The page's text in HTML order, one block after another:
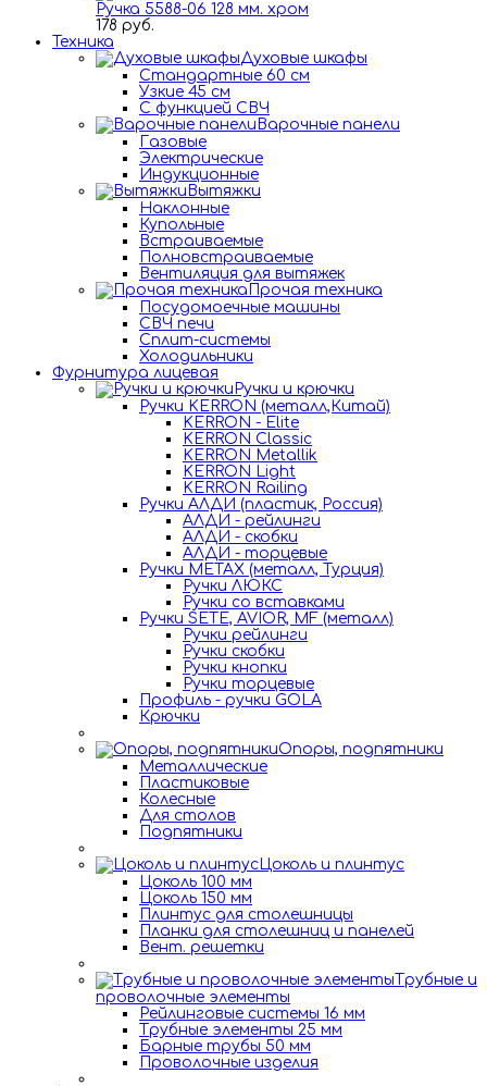
Ручка 5588-06 128 мм. хром
178 руб.
Техника
Духовые шкафы
Стандартные 60 см
Узкие 45 см
С функцией СВЧ
Варочные панели
Газовые
Электрические
Индукционные
Вытяжки
Наклонные
Купольные
Встраиваемые
Полновстраиваемые
Вентиляция для вытяжек
Прочая техника
Посудомоечные машины
СВЧ печи
Сплит-системы
Холодильники
Фурнитура лицевая
Ручки и крючки
Ручки KERRON (металл,Китай)
KERRON - Elite
KERRON Classic
KERRON Metallik
KERRON Light
KERRON Railing
Ручки АЛДИ (пластик, Россия)
АЛДИ - рейлинги
АЛДИ - скобки
АЛДИ - торцевые
Ручки METAX (металл, Турция)
Ручки ЛЮКС
Ручки со вставками
Ручки SETE, AVIOR, MF (металл)
Ручки рейлинги
Ручки скобки
Ручки кнопки
Ручки торцевые
Профиль - ручки GOLA
Крючки
Опоры, подпятники
Металлические
Пластиковые
Колесные
Для столов
Подпятники
Цоколь и плинтус
Цоколь 100 мм
Цоколь 150 мм
Плинтус для столешницы
Планки для столешниц и панелей
Вент. решетки
Трубные и
проволочные элементы
Рейлинговые системы 16 мм
Трубные элементы 25 мм
Барные трубы 50 мм
Проволочные изделия